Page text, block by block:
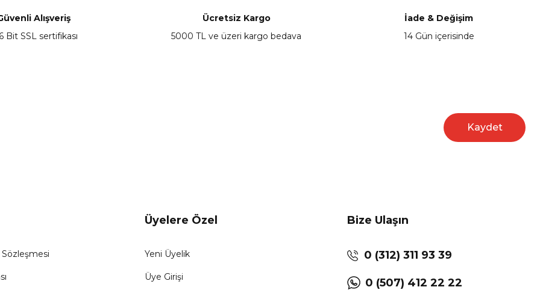
Alışveriş
Bit SSL sertifikası
Ücretsiz Kargo
5000 TL ve üzeri kargo bedava
İade & Değişim
14 Gün içerisinde
Kaydet
Sözleşmesi
Üyelere Özel
Yeni Üyelik
Üye Girişi
Bize Ulaşın
0 (312) 311 93 39
0 (507) 412 22 22